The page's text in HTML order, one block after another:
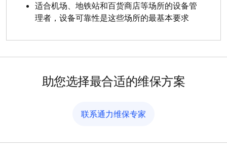
适合机场、地铁站和百货商店等场所的设备管
理者，设备可靠性是这些场所的最基本要求
助您选择最合适的维保方案
联系通力维保专家